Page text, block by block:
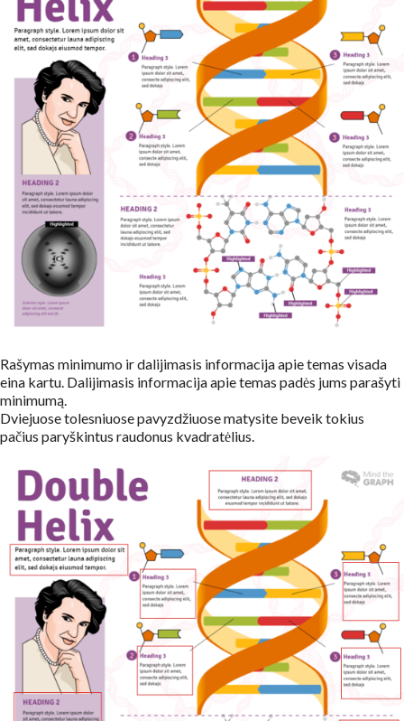
Rašymas minimumo ir dalijimasis informacija apie temas visada
eina kartu. Dalijimasis informacija apie temas padės jums parašyti
minimumą.
Dviejuose tolesniuose pavyzdžiuose matysite beveik tokius
pačius paryškintus raudonus kvadratėlius.